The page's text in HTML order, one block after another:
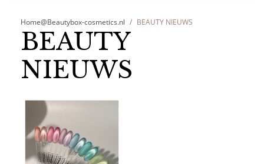
Home@Beautybox-cosmetics.nl BEAUTY NIEUWS
BEAUTY
NIEUWS